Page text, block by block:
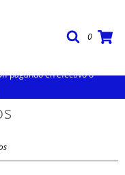
0
pagando en efectivo o